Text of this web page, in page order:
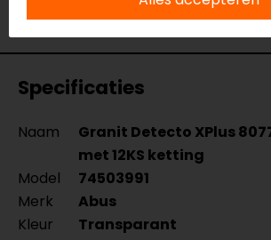
kettingsloten.
Specificaties
Naam
Granit Detecto XPlus
met 12KS ketting
Model
74503991
Merk
Abus
Kleur
Transparant